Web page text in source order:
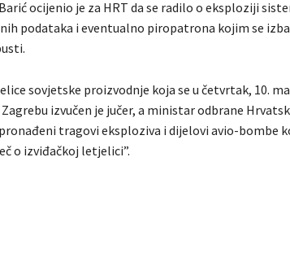
ocijenio je za HRT da se radilo o eksploziji
podataka i eventualno piropatrona kojim se
sovjetske proizvodnje koja se u četvrtak, 10.
izvučen je jučer, a ministar odbrane
tragovi eksploziva i dijelovi avio-bombe
o izviđačkoj letjelici”.